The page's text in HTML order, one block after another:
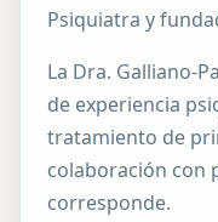
Psiquiatra y
La Dra. Galliano-
de experiencia
tratamiento de
colaboración con
corresponde.